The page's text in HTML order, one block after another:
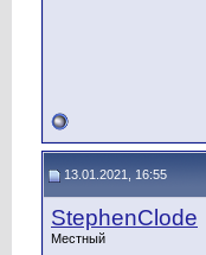
13.01.2021, 16:55
StephenClode
Местный